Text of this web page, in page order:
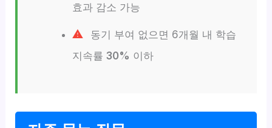
효과 감소 가능
동기 부여 없으면 6개월 내 학습
지속률 30% 이하